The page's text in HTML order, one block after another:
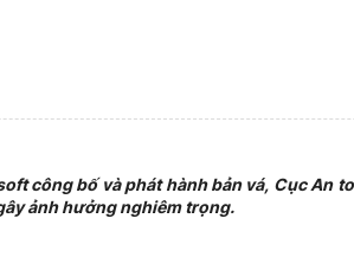
công bố và phát hành bản vá, Cục An
ảnh hưởng nghiêm trọng.